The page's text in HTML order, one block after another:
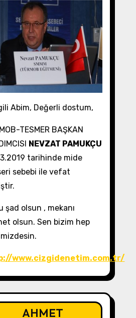
Abim, Değerli dostum,
TESMER BAŞKAN
NEVZAT PAMUKÇU
tarihinde mide
sebebi ile vefat
şad olsun , mekanı
olsun. Sen bizim hep
www.cizgidenetim.com.tr/
AHMET